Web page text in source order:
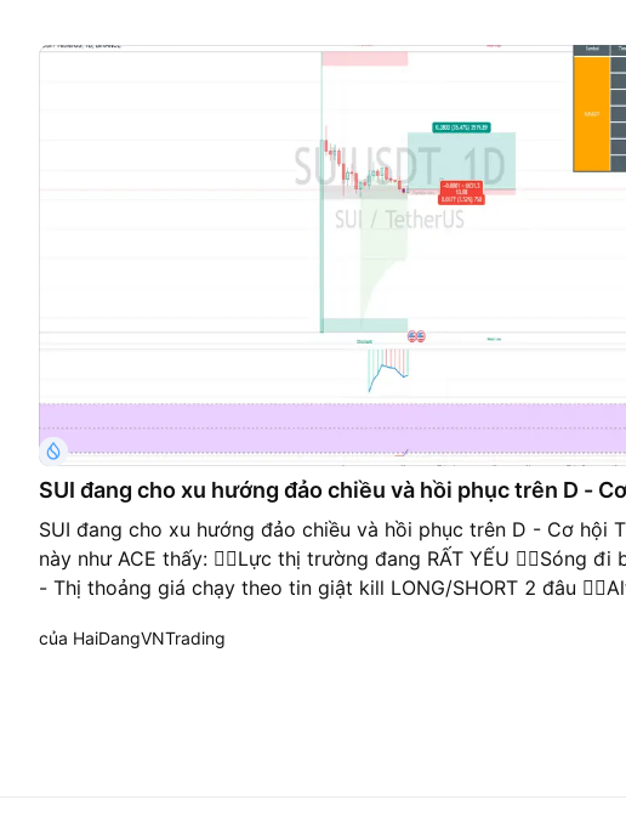
SUI đang cho xu hướng đảo chiều và hồi phục trên D -
SUI đang cho xu hướng đảo chiều và hồi phục trên D - Cơ hội
này như ACE thấy: 👉🏻Lực thị trường đang RẤT YẾU 👉🏻Sóng
- Thị thoảng giá chạy theo tin giật kill LONG/SHORT 2 đâu
TỪ TỪ 💎Với SPOT: 👉🏻Nhà đầu tư nên cân nhắc mua dần 20-
của HaiDangVNTrading